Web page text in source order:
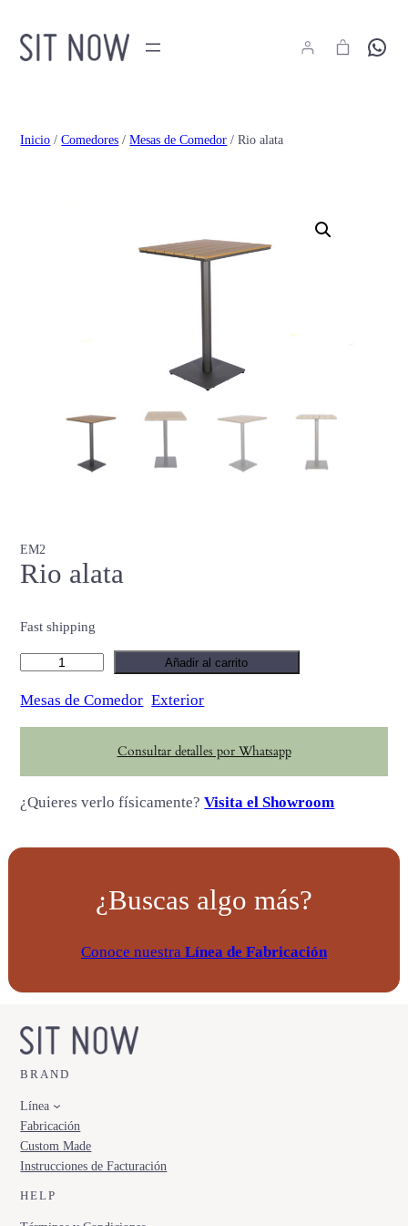
Hola
Inicio /Comedores /Mesas de Comedor / Rio alata
EM2
Rio alata
Fast shipping
o
a
a
t
c
a
Añadir al carrito
Mesas de Comedor Exterior
Consultar detalles por Whatsapp
¿Quieres verlo físicamente?Visita el Showroom
¿Buscas algo más?
Conoce nuestra Línea de Fabricación
BRAND
Línea
Fabricación
Custom Made
Instrucciones de Facturación
HELP